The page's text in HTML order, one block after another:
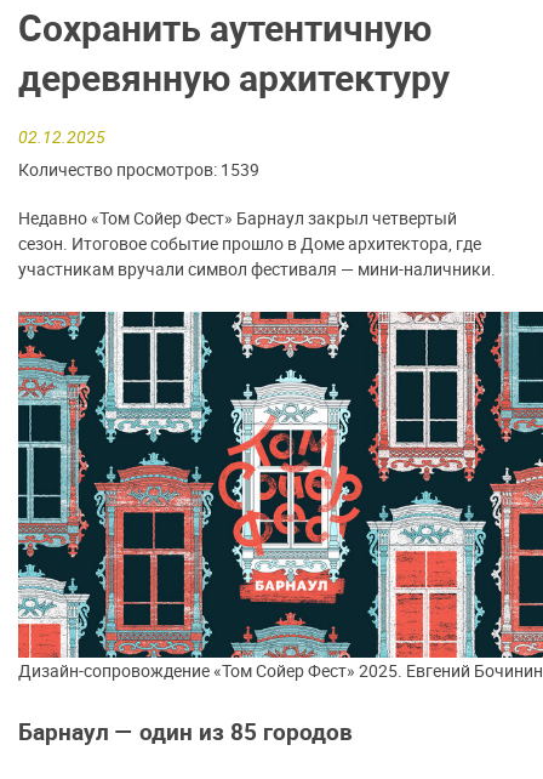
Сохранить аутентичную
деревянную архитектуру
02.12.2025
Количество просмотров: 1539
Недавно «Том Сойер Фест» Барнаул закрыл четвертый
сезон. Итоговое событие прошло в Доме архитектора, где
участникам вручали символ фестиваля — мини-наличники.
Дизайн-сопровождение «Том Сойер Фест» 2025. Евгений Бочинин
Барнаул — один из 85 городов